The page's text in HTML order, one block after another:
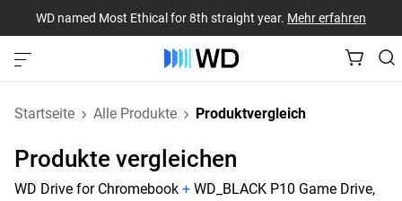
WD named Most Ethical for 8th straight year. Mehr erfahren
Startseite Alle Produkte Produktvergleich
Produkte vergleichen
WD Drive for Chromebook + WD_BLACK P10 Game Drive,